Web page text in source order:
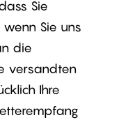
Sie
Sie uns
die
versandten
Ihre